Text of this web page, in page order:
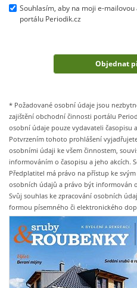
Souhlasím, aby na moji e-
portálu Periodik.cz
* Požadované osobní údaje jsou
zajištění obchodní činnosti portálu
osobní údaje pouze vydavateli
Potvrzením tohoto prohlášení
osobními údaji ke všem činnostem,
informováním o časopisu a jeho akcích.
Předplatitel má právo na přístup ke
osobních údajů a právo být informován
Svůj souhlas ke zpracování osobních
formou písemného či elektronického